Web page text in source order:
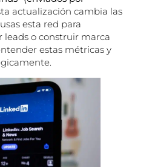
actualización cambia las
esta red para
leads o construir marca
estas métricas y